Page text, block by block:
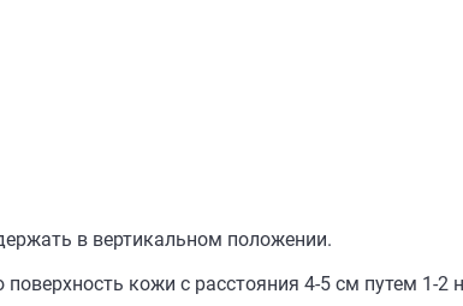
в вертикальном положении.
кожи с расстояния 4-5 см путем 1-2